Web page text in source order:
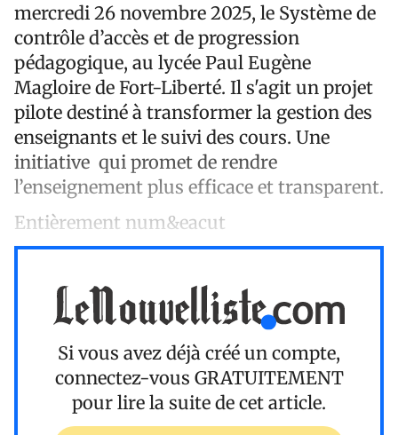
mercredi 26 novembre 2025, le Système de
contrôle d’accès et de progression
pédagogique, au lycée Paul Eugène
Magloire de Fort-Liberté. Il s'agit un projet
pilote destiné à transformer la gestion des
enseignants et le suivi des cours. Une
initiative qui promet de rendre
l’enseignement plus efficace et transparent.
Entièrement num&eacut
Si vous avez déjà créé un compte,
connectez-vous GRATUITEMENT
pour lire la suite de cet article.